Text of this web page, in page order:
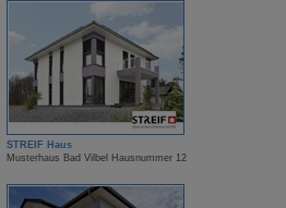
STREIF Haus
Musterhaus Bad Vilbel Hausnummer 12